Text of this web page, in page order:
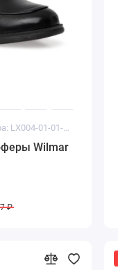
Код товара: LX004-01-01-KU
Wilmar
₽